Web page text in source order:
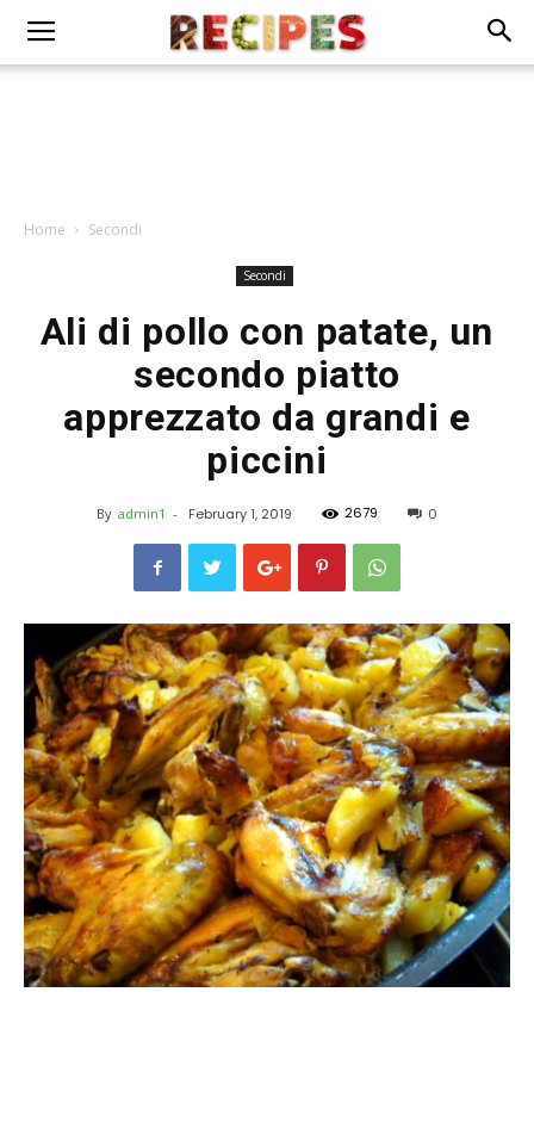
Home Secondi
Secondi
Ali di pollo con patate, un
secondo piatto
apprezzato da grandi e
piccini
By admin1 - February 1, 2019 2679 0